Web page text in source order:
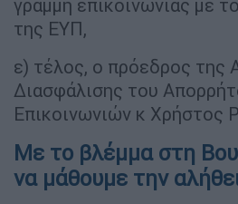
γραμμή επικοινωνίας με
της ΕΥΠ,
ε) τέλος, ο πρόεδρος της
Διασφάλισης του
Επικοινωνιών κ Χρήστος
Με το βλέμμα στη
να μάθουμε την